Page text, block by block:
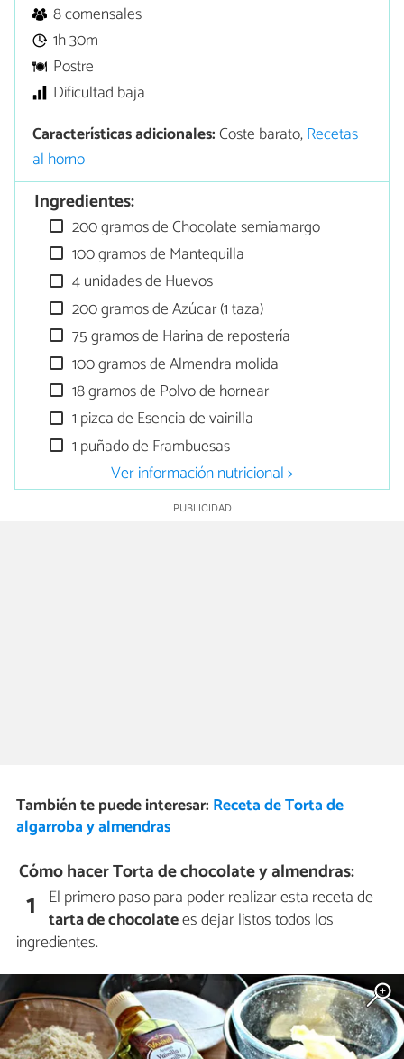
8 comensales
1h 30m
Postre
Dificultad baja
Características adicionales:Coste barato,Recetas
al horno
Ingredientes:
200 gramos de Chocolate semiamargo
100 gramos de Mantequilla
4 unidades de Huevos
200 gramos de Azúcar (1 taza)
75 gramos de Harina de repostería
100 gramos de Almendra molida
18 gramos de Polvo de hornear
1 pizca de Esencia de vainilla
1 puñado de Frambuesas
Ver información nutricional >
También te puede interesar: Receta de Torta de
algarroba y almendras
Cómo hacer Torta de chocolate y almendras:
1 El primero paso para poder realizar esta receta de
tarta de chocolatees dejar listos todos los
ingredientes.